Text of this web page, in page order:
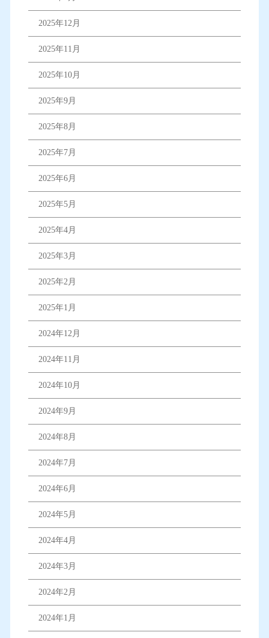
2025年12月
2025年11月
2025年10月
2025年9月
2025年8月
2025年7月
2025年6月
2025年5月
2025年4月
2025年3月
2025年2月
2025年1月
2024年12月
2024年11月
2024年10月
2024年9月
2024年8月
2024年7月
2024年6月
2024年5月
2024年4月
2024年3月
2024年2月
2024年1月